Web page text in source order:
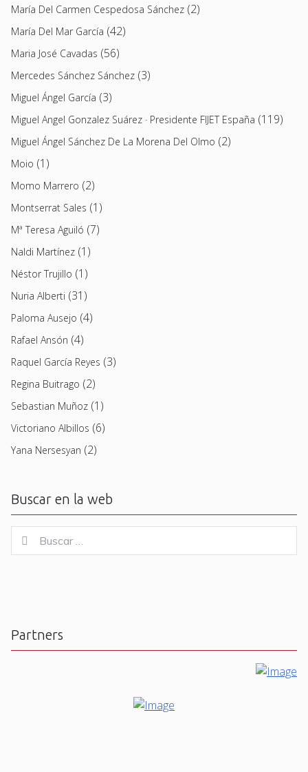
María Del Carmen Cespedosa Sánchez (2)
María Del Mar García (42)
Maria José Cavadas (56)
Mercedes Sánchez Sánchez (3)
Miguel Ángel García (3)
Miguel Angel Gonzalez Suárez · Presidente FIJET España (119)
Miguel Ángel Sánchez De La Morena Del Olmo (2)
Moio (1)
Momo Marrero (2)
Montserrat Sales (1)
Mª Teresa Aguiló (7)
Naldi Martínez (1)
Néstor Trujillo (1)
Nuria Alberti (31)
Paloma Ausejo (4)
Rafael Ansón (4)
Raquel García Reyes (3)
Regina Buitrago (2)
Sebastian Muñoz (1)
Victoriano Albillos (6)
Yana Nersesyan (2)
Buscar en la web
for:
Buscar
Partners